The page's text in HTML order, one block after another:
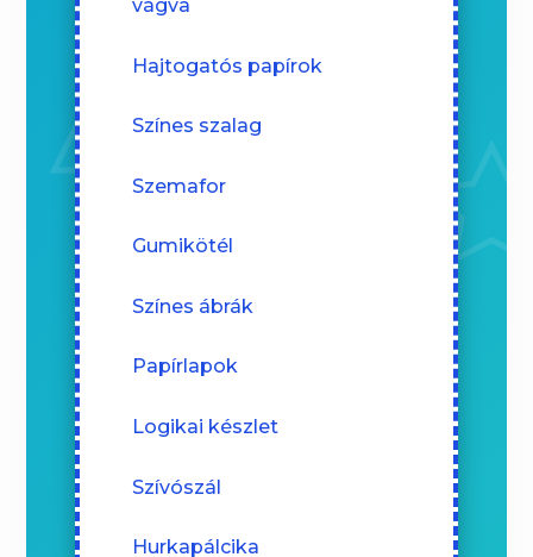
vágva
Hajtogatós papírok
Színes szalag
Szemafor
Gumikötél
Színes ábrák
Papírlapok
Logikai készlet
Szívószál
Hurkapálcika